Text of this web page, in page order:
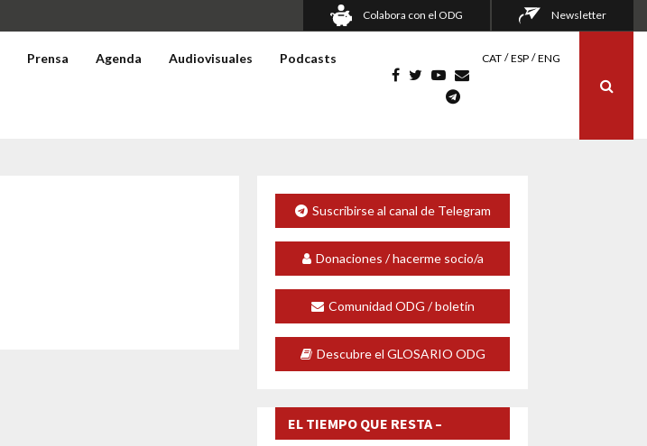
Colabora con el ODG Newsletter
Prensa Agenda Audiovisuales Podcasts CAT ESP ENG
Suscribirse al canal de Telegram
Donaciones / hacerme socio/a
Comunidad ODG / boletín
Descubre el GLOSARIO ODG
EL TIEMPO QUE RESTA –